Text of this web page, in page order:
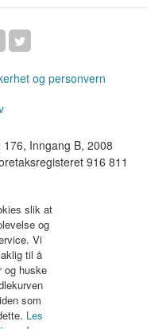
og personvern
Inngang B, 2008
916 811
slik at
og
Vi
til å
og huske
som
Les